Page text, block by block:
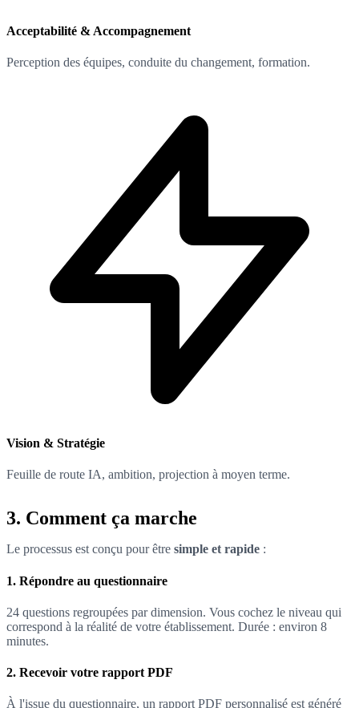
Acceptabilité & Accompagnement
Perception des équipes, conduite du changement, formation.
Vision & Stratégie
Feuille de route IA, ambition, projection à moyen terme.
3. Comment ça marche
Le processus est conçu pour être simple et rapide :
1. Répondre au questionnaire
24 questions regroupées par dimension. Vous cochez le niveau qui
correspond à la réalité de votre établissement. Durée : environ 8
minutes.
2. Recevoir votre rapport PDF
À l'issue du questionnaire, un rapport PDF personnalisé est généré